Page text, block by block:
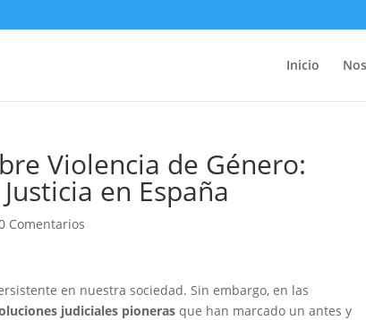
Inicio
Violencia de Género:
en España
Comentarios
en nuestra sociedad. Sin embargo, en las
judiciales pioneras que han marcado un antes y